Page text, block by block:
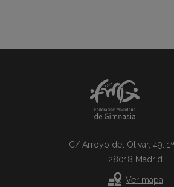
C/ Arroyo del Olivar, 49. 1ª
28018 Madrid
Ver mapa